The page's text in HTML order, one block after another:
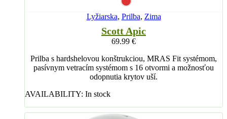
Lyžiarska, Prilba, Zima
Scott Apic
69.99 €
Prilba s hardshelovou konštrukciou, MRAS Fit systémom,
pasívnym vetracím systémom s 16 otvormi a možnosťou
odopnutia krytov uší.
AVAILABILITY: In stock